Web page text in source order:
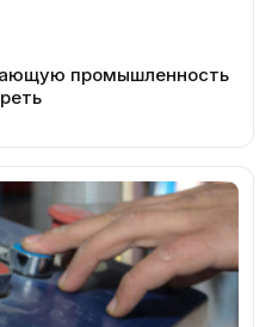
промышленность